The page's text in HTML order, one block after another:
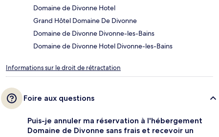
Domaine de Divonne Hotel
Grand Hôtel Domaine De Divonne
Domaine de Divonne Divonne-les-Bains
Domaine de Divonne Hotel Divonne-les-Bains
Informations sur le droit de rétractation
Foire aux questions
Puis-je annuler ma réservation à l'hébergement
Domaine de Divonne sans frais et recevoir un